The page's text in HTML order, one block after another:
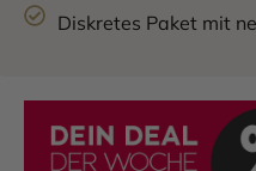
Diskretes Paket mit